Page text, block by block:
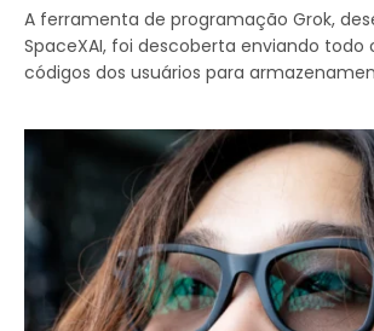
A ferramenta de programação Grok,
SpaceXAI, foi descoberta enviando todo
códigos dos usuários para